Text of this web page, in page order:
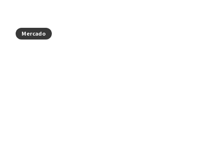
Mercado